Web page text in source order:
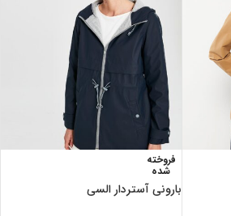
فروخته
شده
بارونی آستردار السی